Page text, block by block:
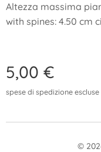
Altezza massima
with spines: 4.50 cm
5,00 €
spese di spedizione escluse
©